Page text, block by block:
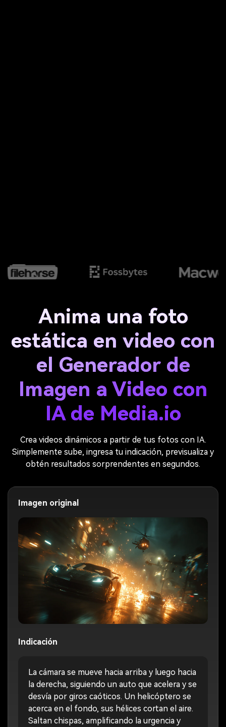
Anima una foto
estática en video con
el Generador de
Imagen a Video con
IA de Media.io
Crea videos dinámicos a partir de tus fotos con IA.
Simplemente sube, ingresa tu indicación, previsualiza y
obtén resultados sorprendentes en segundos.
Imagen original
Indicación
La cámara se mueve hacia arriba y luego hacia
la derecha, siguiendo un auto que acelera y se
desvía por giros caóticos. Un helicóptero se
acerca en el fondo, sus hélices cortan el aire.
Saltan chispas, amplificando la urgencia y